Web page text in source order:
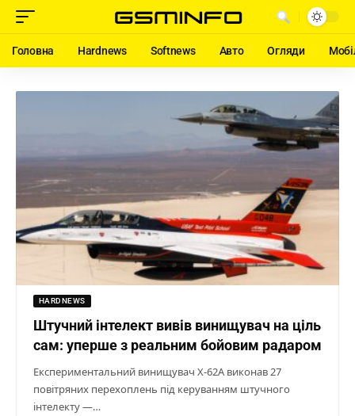
Головна Hardnews Softnews Авто Огляди
HARDNEWS
Штучний інтелект вивів винищувач на ціль
сам: уперше з реальним бойовим радаром
Експериментальний винищувач X-62A виконав 27
повітряних перехоплень під керуванням штучного
інтелекту —…